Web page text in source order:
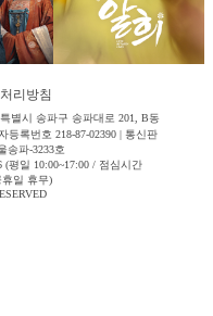
리방침
별시 송파구 송파대로 201, B동
등록번호 218-87-02390 | 통신판
송파-3233호
(평일 10:00~17:00 / 점심시간
휴일 휴무)